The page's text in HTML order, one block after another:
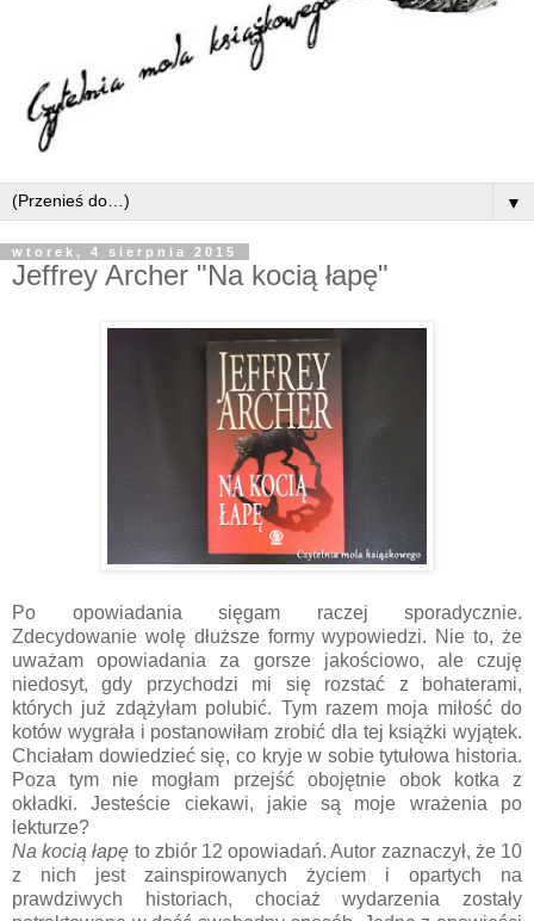
▼
wtorek, 4 sierpnia 2015
Jeffrey Archer "Na kocią łapę"
Po opowiadania sięgam raczej sporadycznie.
Zdecydowanie wolę dłuższe formy wypowiedzi. Nie to, że
uważam opowiadania za gorsze jakościowo, ale czuję
niedosyt, gdy przychodzi mi się rozstać z bohaterami,
których już zdążyłam polubić. Tym razem moja miłość do
kotów wygrała i postanowiłam zrobić dla tej książki wyjątek.
Chciałam dowiedzieć się, co kryje w sobie tytułowa historia.
Poza tym nie mogłam przejść obojętnie obok kotka z
okładki. Jesteście ciekawi, jakie są moje wrażenia po
lekturze?
Na kocią łapę to zbiór 12 opowiadań. Autor zaznaczył, że 10
z nich jest zainspirowanych życiem i opartych na
prawdziwych historiach, chociaż wydarzenia zostały